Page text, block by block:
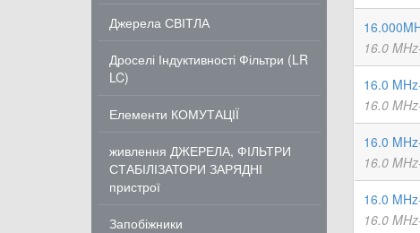
Джерела СВІТЛА
Дроселі Індуктивності Фільтри (LR
LC)
Елементи КОМУТАЦІЇ
живлення ДЖЕРЕЛА, ФІЛЬТРИ
СТАБІЛІЗАТОРИ ЗАРЯДНІ
пристрої
Запобіжники
16.0
16.0
16.0
16.0
16.0
16.0
16.0